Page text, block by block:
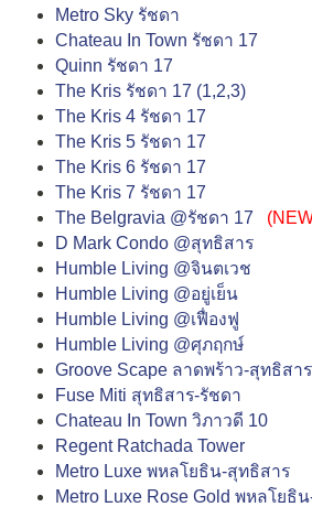
Metro Sky รัชดา
Chateau In Town รัชดา 17
Quinn รัชดา 17
The Kris รัชดา 17 (1,2,3)
The Kris 4 รัชดา 17
The Kris 5 รัชดา 17
The Kris 6 รัชดา 17
The Kris 7 รัชดา 17
The Belgravia @รัชดา 17
D Mark Condo @สุทธิสาร
Humble Living @จินตเวช
Humble Living @อยู่เย็น
Humble Living @เฟื่องฟู
Humble Living @ศุภฤกษ์
Groove Scape ลาดพร้าว-สุทธิสาร
Fuse Miti สุทธิสาร-รัชดา
Chateau In Town วิภาวดี 10
Regent Ratchada Tower
Metro Luxe พหลโยธิน-สุทธิสาร
Metro Luxe Rose Gold พหลโยธิ